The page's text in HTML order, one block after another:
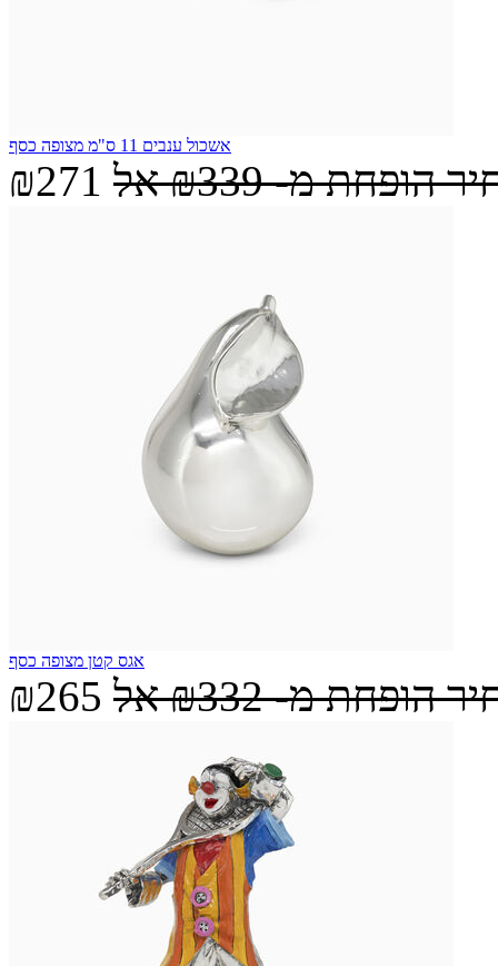
אשכול ענבים 11 ס"מ מצופה כסף
₪271 הופחת מ-₪339 אל
אגס קטן מצופה כסף
₪265 הופחת מ-₪332 אל